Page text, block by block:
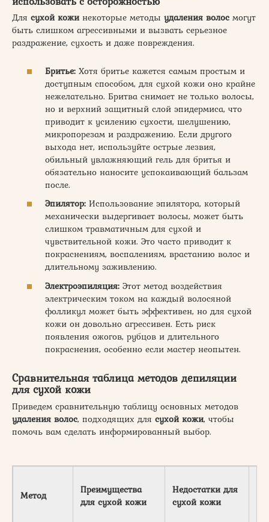
Для сухой кожинекоторые методы удаления волос могут
быть слишком агрессивными и вызвать серьезное
раздражение, сухость и даже повреждения.
Бритье: Хотя бритье кажется самым простым и
доступным способом, для сухой кожи оно крайне
нежелательно. Бритва снимает не только волосы,
но и верхний защитный слой эпидермиса, что
приводит к усилению сухости, шелушению,
микропорезам и раздражению. Если другого
выхода нет, используйте острые лезвия,
обильный увлажняющий гель для бритья и
обязательно наносите успокаивающий бальзам
после.
Эпилятор: Использование эпилятора, который
механически выдергивает волосы, может быть
слишком травматичным для сухой и
чувствительной кожи. Это часто приводит к
покраснениям, воспалениям, врастанию волос и
длительному заживлению.
Электроэпиляция: Этот метод воздействия
электрическим током на каждый волосяной
фолликул может быть эффективен, но для сухой
кожи он довольно агрессивен. Есть риск
появления ожогов, рубцов и длительного
покраснения, особенно если мастер неопытен.
Сравнительная таблица методов депиляции
для сухой кожи
Приведем сравнительную таблицу основных методов
удаления волос, подходящих для сухой кожи, чтобы
помочь вам сделать информированный выбор.
Метод
Преимущества
для сухой кожи
Недостатки для
сухой кожи